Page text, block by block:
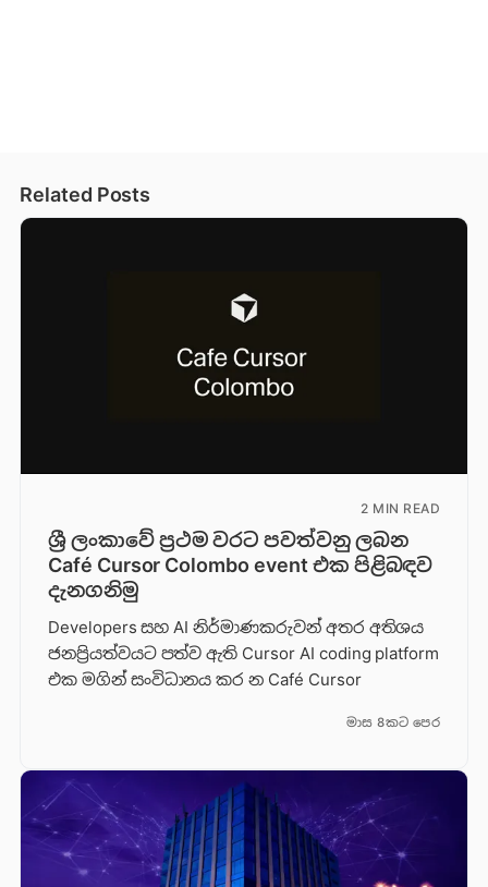
Related Posts
2 MIN READ
ශ්‍රී ලංකාවේ ප්‍රථම වරට පවත්වනු ලබන
Café Cursor Colombo event එක පිළිබඳව
දැනගනිමු
Developers සහ AI නිර්මාණකරුවන් අතර අතිශය
ජනප්‍රියත්වයට පත්ව ඇති Cursor AI coding platform
එක මගින් සංවිධානය කර න Café Cursor
මාස 8කට පෙර